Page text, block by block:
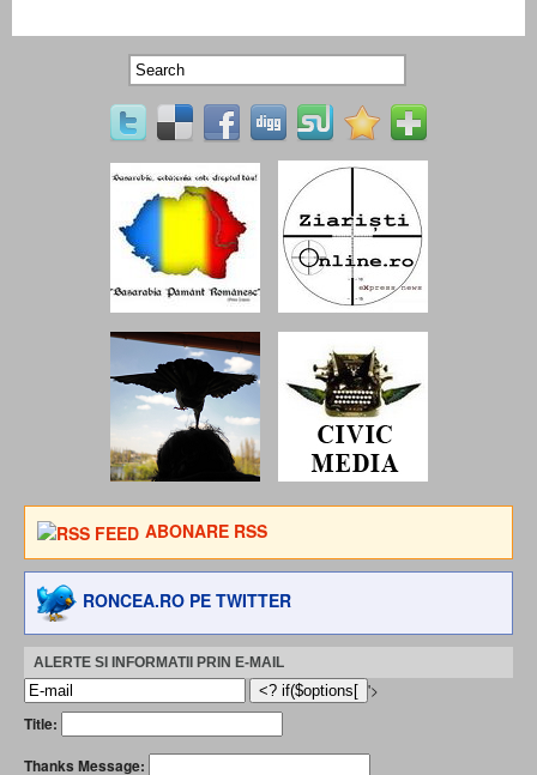
ABONARE RSS
RONCEA.RO PE TWITTER
ALERTE SI INFORMATII PRIN E-MAIL
'>
Title:
Thanks Message: